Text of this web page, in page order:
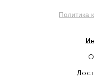
Политика